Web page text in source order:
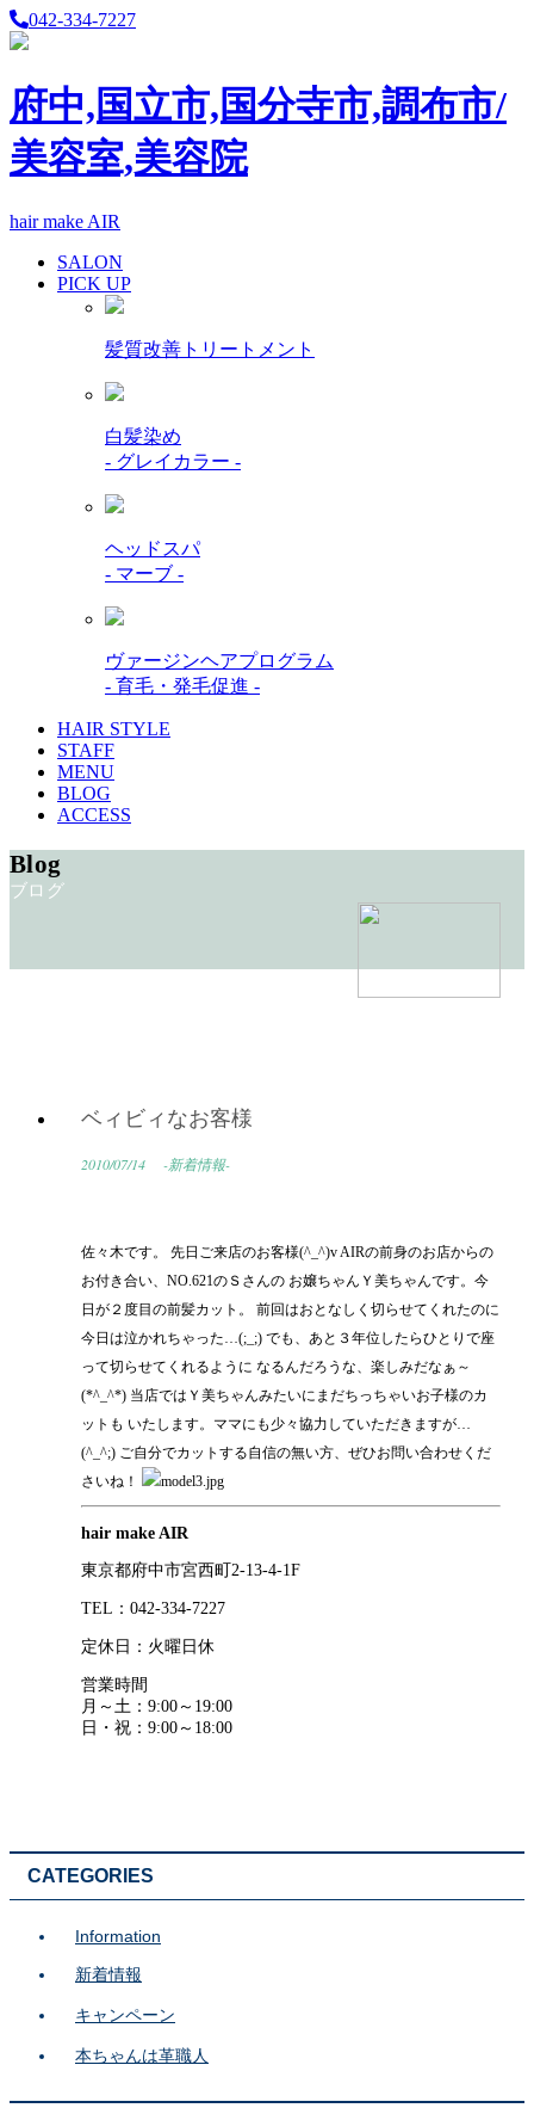
042-334-7227
府中,国立市,国分寺市,調布市/
美容室,美容院
hair make AIR
SALON
PICK UP
髪質改善トリートメント
白髪染め
- グレイカラー -
ヘッドスパ
- マーブ -
ヴァージンヘアプログラム
- 育毛・発毛促進 -
HAIR STYLE
STAFF
MENU
BLOG
ACCESS
Blog
ブログ
ベィビィなお客様
2010/07/14 -新着情報-
佐々木です。 先日ご来店のお客様(^_^)v AIRの前身のお店からの
お付き合い、NO.621のＳさんの お嬢ちゃんＹ美ちゃんです。今
日が２度目の前髪カット。 前回はおとなしく切らせてくれたのに
今日は泣かれちゃった…(;_;) でも、あと３年位したらひとりで座
って切らせてくれるように なるんだろうな、楽しみだなぁ～
(*^_^*) 当店ではＹ美ちゃんみたいにまだちっちゃいお子様のカ
ットも いたします。ママにも少々協力していただきますが…
(^_^;) ご自分でカットする自信の無い方、ぜひお問い合わせくだ
さいね！
hair make AIR
東京都府中市宮西町2-13-4-1F
TEL：042-334-7227
定休日：火曜日休
営業時間
月～土：9:00～19:00
日・祝：9:00～18:00
CATEGORIES
Information
新着情報
キャンペーン
本ちゃんは革職人